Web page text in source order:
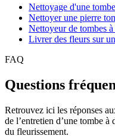
Nettoyage d'une
Nettoyer une pierre
Nettoyeur de tombes
Livrer des fleurs sur
FAQ
Questions
Retrouvez ici les réponses
de l’entretien d’une tombe
du fleurissement.